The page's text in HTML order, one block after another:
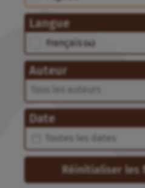
Langue
Langue
Français (4)
Auteur
Auteur
Auteur
Date
Date
Date
Réinitialiser les